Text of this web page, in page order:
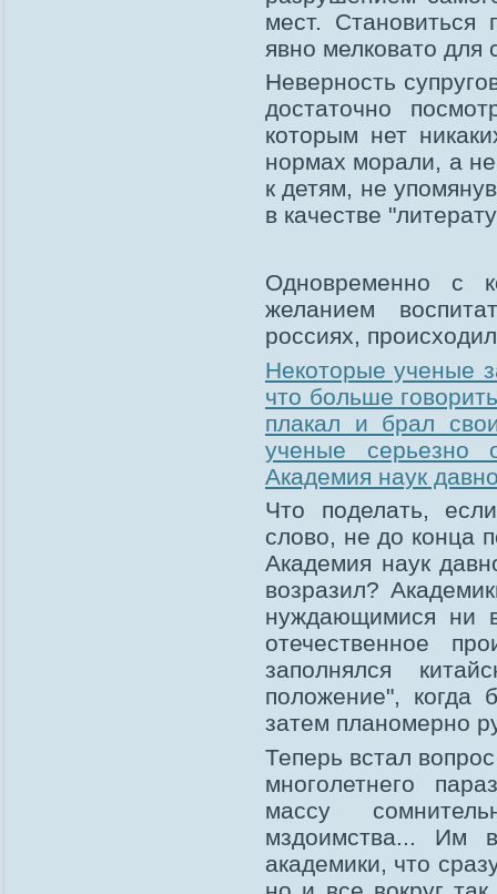
мест.
явно мелковато
Неверность
достаточно
которым нет
нормах морали, а
к детям, не
в качестве
Одновременно с
желанием
россиях,
Некоторые ученые
что больше
плакал и брал
ученые
Академия наук
Что поделать,
слово, не до конца
Академия наук
возразил?
нуждающимися ни
отечественное
заполнялся
положение", когда
затем планомерно
Теперь встал
многолетнего
массу
мздоимства... Им
академики, что